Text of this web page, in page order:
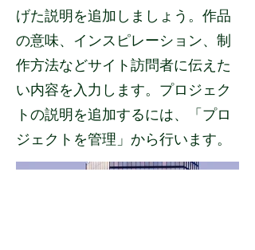
げた説明を追加しましょう。作品
の意味、インスピレーション、制
作方法などサイト訪問者に伝えた
い内容を入力します。プロジェク
トの説明を追加するには、「プロ
ジェクトを管理」から行います。